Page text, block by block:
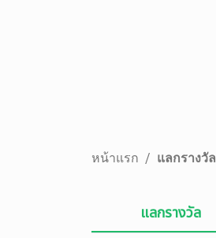
หน้าแรก / แลกรางวัล
แลกรางวัล